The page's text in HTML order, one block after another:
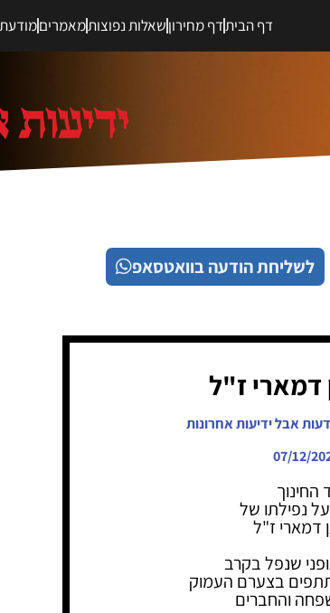
דף הביתדף מחירוןשאלות נפוצותמאמרים
לשליחת הודעה בוואטסאפ
ז"ל
אבל ידיעות אחרונות
07/12/
נפילתו של
דמארי ז"ל
שנפל בקרב
בצערם העמוק
והחברים